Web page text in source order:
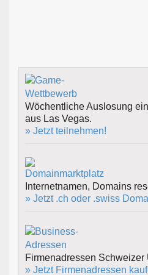
Wöchentliche Auslosung
aus Las Vegas.
» Jetzt teilnehmen!
Internetnamen, Domains
» Jetzt .ch oder .swiss
Firmenadressen Schweizer
» Jetzt Firmenadressen